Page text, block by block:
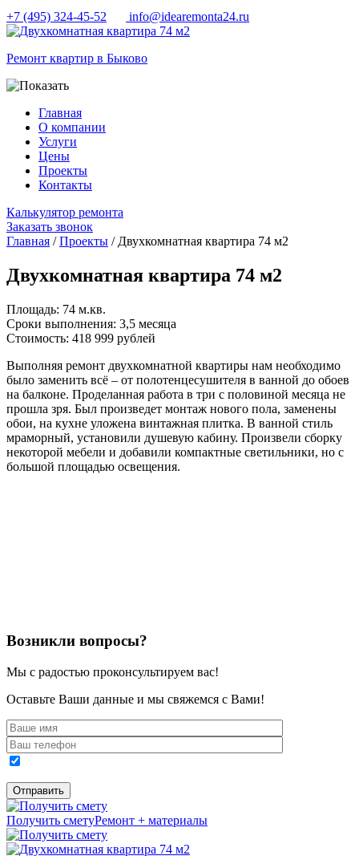
+7 (495) 324-45-52 info@idearemonta24.ru
Ремонт квартир в Быково
Главная
О компании
Услуги
Цены
Проекты
Контакты
Калькулятор ремонта
Заказать звонок
Главная /Проекты / Двухкомнатная квартира 74 м2
Двухкомнатная квартира 74 м2
Площадь: 74 м.кв.
Сроки выполнения: 3,5 месяца
Cтоимость: 418 999 рублей
Выполняя ремонт двухкомнатной квартиры нам необходимо
было заменить всё – от полотенцесушителя в ванной до обоев
на балконе. Проделанная работа в три с половиной месяца не
прошла зря. Был произведет монтаж нового пола, заменены
обои, на кухне уложена винтажная плитка. В ванной стиль
мраморный, установили душевую кабину. Произвели сборку
некоторой мебели и добавили компактные светильники, но с
большой площадью освещения.
Возникли вопросы?
Мы с радостью проконсультируем вас!
Оставьте Ваши данные и мы свяжемся с Вами!
Получить сметуРемонт + материалы